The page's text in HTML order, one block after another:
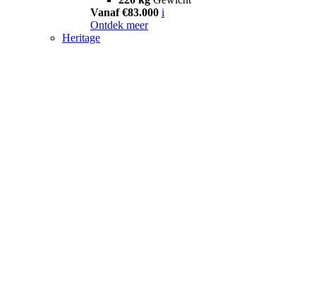
Vanaf €83.000 i
Ontdek meer
Heritage